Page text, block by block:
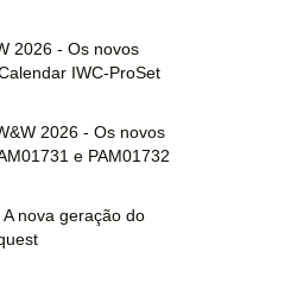
2026 - Os novos
IWC-ProSet
2026 - Os novos
e PAM01732
nova geração do